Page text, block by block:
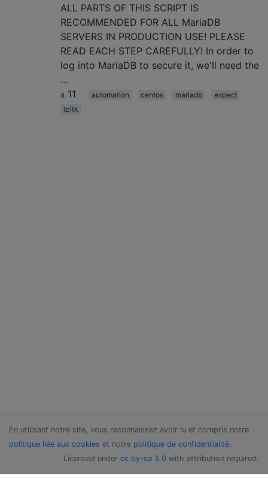
ALL PARTS OF THIS SCRIPT IS
RECOMMENDED FOR ALL MariaDB
SERVERS IN PRODUCTION USE! PLEASE
READ EACH STEP CAREFULLY! In order to
log into MariaDB to secure it, we'll need the
…
11
automation centos mariadb
expect
tcltk
En utilisant notre site, vous reconnaissez avoir lu et compris notre
politique liée aux cookies et notre politique de confidentialité.
Licensed under cc by-sa 3.0 with attribution required.